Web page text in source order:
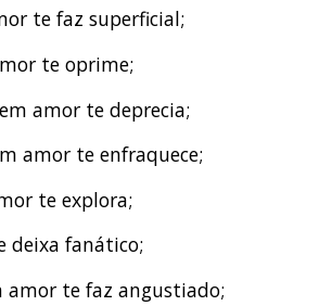
te faz superficial;
te oprime;
amor te deprecia;
amor te enfraquece;
te explora;
deixa fanático;
amor te faz angustiado;